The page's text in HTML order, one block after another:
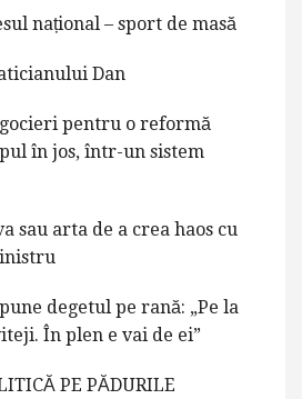
național – sport de masă
Dan
pentru o reformă
în jos, într-un sistem
sau arta de a crea haos cu
degetul pe rană: „Pe la
În plen e vai de ei”
PE PĂDURILE